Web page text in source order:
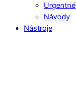
Urgentné
Návody
Nástroje